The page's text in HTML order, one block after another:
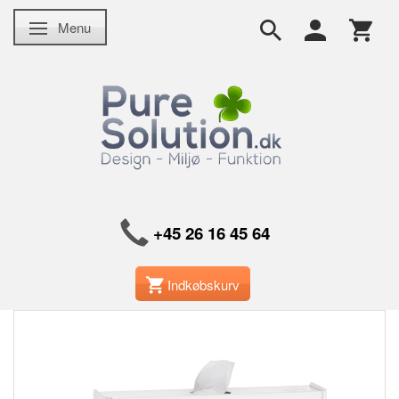
Skifte navigation
Menu
+45 26 16 45 64
Indkøbskurv